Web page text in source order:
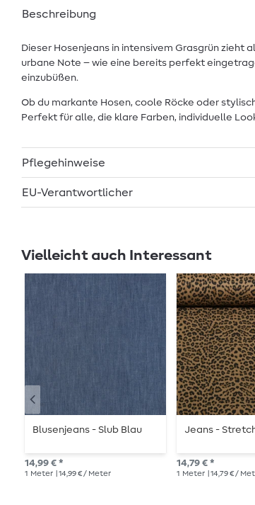
Beschreibung
Dieser Hosenjeans in intensivem Grasgrün zieht
urbane Note – wie eine bereits perfekt
einzubüßen.
Ob du markante Hosen, coole Röcke oder
Perfekt für alle, die klare Farben, individuelle
Pflegehinweise
EU-Verantwortlicher
Vielleicht auch Interessant
Blusenjeans - Slub Blau
14,99 € *
1 Meter | 14,99 € / Meter
Jeans -
14,79 € *
1 Meter | 14,79 € /